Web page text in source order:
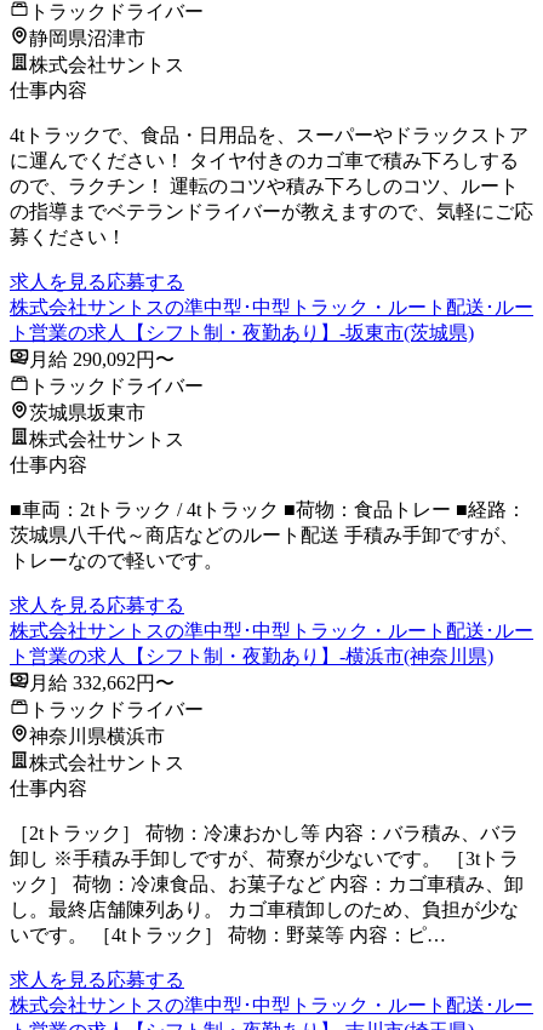
トラックドライバー
静岡県沼津市
株式会社サントス
仕事内容
4tトラックで、食品・日用品を、スーパーやドラックストア
に運んでください！ タイヤ付きのカゴ車で積み下ろしする
ので、ラクチン！ 運転のコツや積み下ろしのコツ、ルート
の指導までベテランドライバーが教えますので、気軽にご応
募ください！
求人を見る応募する
株式会社サントスの準中型･中型トラック・ルート配送･ルー
ト営業の求人【シフト制・夜勤あり】-坂東市(茨城県)
月給 290,092円〜
トラックドライバー
茨城県坂東市
株式会社サントス
仕事内容
■車両：2tトラック / 4tトラック ■荷物：食品トレー ■経路：
茨城県八千代～商店などのルート配送 手積み手卸ですが、
トレーなので軽いです。
求人を見る応募する
株式会社サントスの準中型･中型トラック・ルート配送･ルー
ト営業の求人【シフト制・夜勤あり】-横浜市(神奈川県)
月給 332,662円〜
トラックドライバー
神奈川県横浜市
株式会社サントス
仕事内容
［2tトラック］ 荷物：冷凍おかし等 内容：バラ積み、バラ
卸し ※手積み手卸しですが、荷寮が少ないです。 ［3tトラ
ック］ 荷物：冷凍食品、お菓子など 内容：カゴ車積み、卸
し。最終店舗陳列あり。 カゴ車積卸しのため、負担が少な
いです。 ［4tトラック］ 荷物：野菜等 内容：ピ…
求人を見る応募する
株式会社サントスの準中型･中型トラック・ルート配送･ルー